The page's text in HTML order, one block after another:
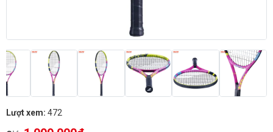
Lượt xem: 472